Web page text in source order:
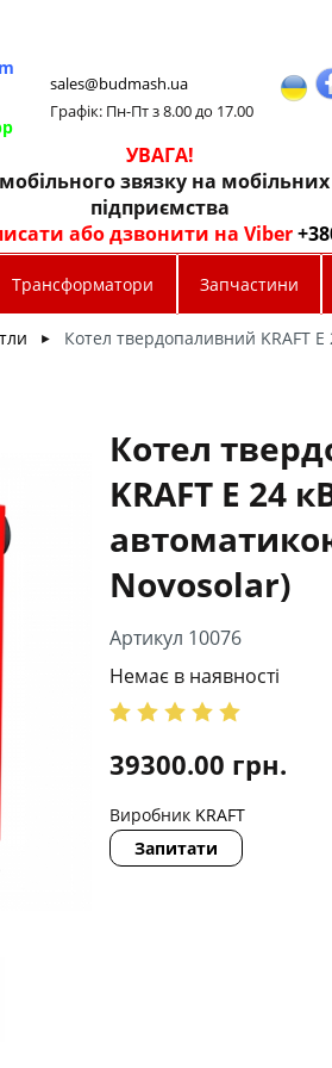
sales@budmash.ua
Графік: Пн-Пт з 8.00 до 17.00
УВАГА!
мобільного звязку на
підприємства
або дзвонити на Viber
Трансформатори Запчастини
► Котел твердопаливний KRAFT
Котел
KRAFT E 24
Novosolar)
Артикул 10076
Немає в наявності
39300.00 грн.
Виробник KRAFT
Запитати